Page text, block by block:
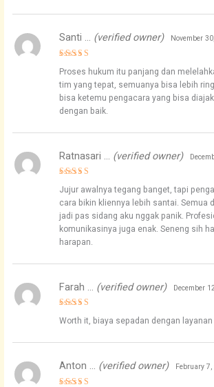
5
out of 5
Santi … (verified owner) November
Proses hukum itu panjang dan
tim yang tepat, semuanya bisa lebih
bisa ketemu pengacara yang bisa
dengan baik.
out of 5
Ratnasari … (verified owner)
Jujur awalnya tegang banget, tapi
cara bikin kliennya lebih santai. Semua
jadi pas sidang aku nggak panik.
komunikasinya juga enak. Seneng sih
harapan.
Rated
5
out of 5
Farah … (verified owner) December
Worth it, biaya sepadan dengan
Anton … (verified owner) February